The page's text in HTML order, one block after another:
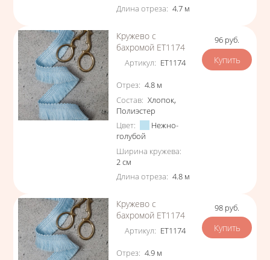
Длина отреза: 4.7 м
Кружево с
бахромой ЕТ1174
Артикул: ЕТ1174
Характеристики
Отрез: 4.8 м
Состав: Хлопок,
Полиэстер
Цвет:
Нежно-
голубой
Ширина кружева:
2 см
Длина отреза: 4.8 м
Цена
96 руб.
Кружево с
бахромой ЕТ1174
Артикул: ЕТ1174
Характеристики
Отрез: 4.9 м
Цена
98 руб.